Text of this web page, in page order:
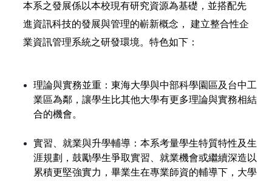
本系之發展係以本校現有研究資源為基礎，並搭配先
進資訊科技的發展與管理的嶄新概念， 建立整合性企
業資訊管理系統之研發環境。特色如下：
理論與實務並重：東海大學與中部科學園區及台中工
業區為鄰，讓學生比其他大學有更多理論與實務相結
合的機會。
實習、就業與升學輔導：本系考量學生特質特性及生
涯規劃，鼓勵學生爭取實習、就業機會或繼續深造以
累積更堅強實力，畢業生在專業師資的輔導下，大學